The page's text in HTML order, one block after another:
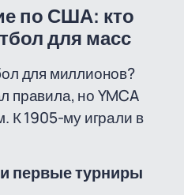
по США: кто
для масс
для миллионов?
правила, но YMCA
К 1905-му играли в
первые турниры